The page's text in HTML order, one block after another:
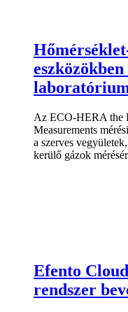
Az ECO-HERA the
Measurements
a szerves
kerülő gázok
Efento
rendszer